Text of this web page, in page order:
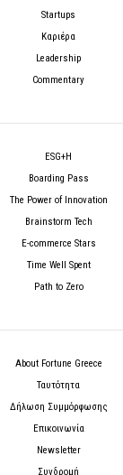
Startups
Καριέρα
Leadership
Commentary
ESG+H
Boarding Pass
The Power of Innovation
Brainstorm Tech
E-commerce Stars
Time Well Spent
Path to Zero
About Fortune Greece
Ταυτότητα
Δήλωση Συμμόρφωσης
Επικοινωνία
Newsletter
Συνδρομή